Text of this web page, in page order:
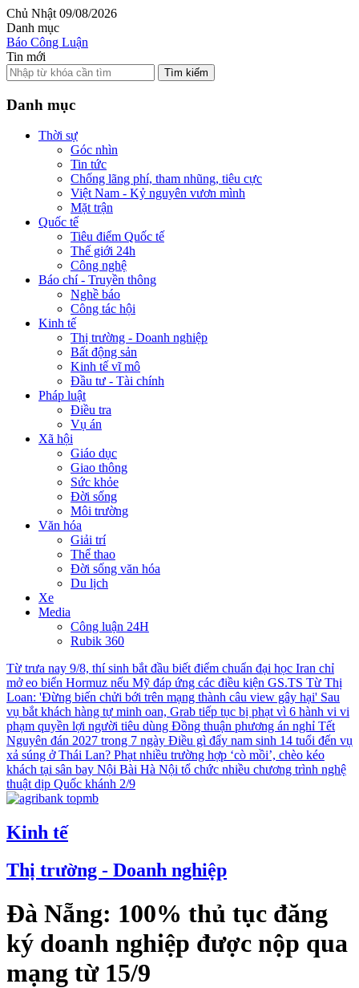
Chủ Nhật 09/08/2026
Danh mục
Báo Công Luận
Tin mới
Tìm kiếm
Danh mục
Thời sự
Góc nhìn
Tin tức
Chống lãng phí, tham nhũng, tiêu cực
Việt Nam - Kỷ nguyên vươn mình
Mặt trận
Quốc tế
Tiêu điểm Quốc tế
Thế giới 24h
Công nghệ
Báo chí - Truyền thông
Nghề báo
Công tác hội
Kinh tế
Thị trường - Doanh nghiệp
Bất động sản
Kinh tế vĩ mô
Đầu tư - Tài chính
Pháp luật
Điều tra
Vụ án
Xã hội
Giáo dục
Giao thông
Sức khỏe
Đời sống
Môi trường
Văn hóa
Giải trí
Thể thao
Đời sống văn hóa
Du lịch
Xe
Media
Công luận 24H
Rubik 360
Từ trưa nay 9/8, thí sinh bắt đầu biết điểm chuẩn đại học Iran chỉ
mở eo biển Hormuz nếu Mỹ đáp ứng các điều kiện GS.TS Từ Thị
Loan: 'Đừng biến chửi bới trên mạng thành câu view gây hại' Sau
vụ bắt khách hàng tự minh oan, Grab tiếp tục bị phạt vì 6 hành vi vi
phạm quyền lợi người tiêu dùng Đồng thuận phương án nghỉ Tết
Nguyên đán 2027 trong 7 ngày Điều gì đẩy nam sinh 14 tuổi đến vụ
xả súng ở Thái Lan? Phạt nhiều trường hợp ‘cò mồi’, chèo kéo
khách tại sân bay Nội Bài Hà Nội tổ chức nhiều chương trình nghệ
thuật dịp Quốc khánh 2/9
Kinh tế
Thị trường - Doanh nghiệp
Đà Nẵng: 100% thủ tục đăng
ký doanh nghiệp được nộp qua
mạng từ 15/9